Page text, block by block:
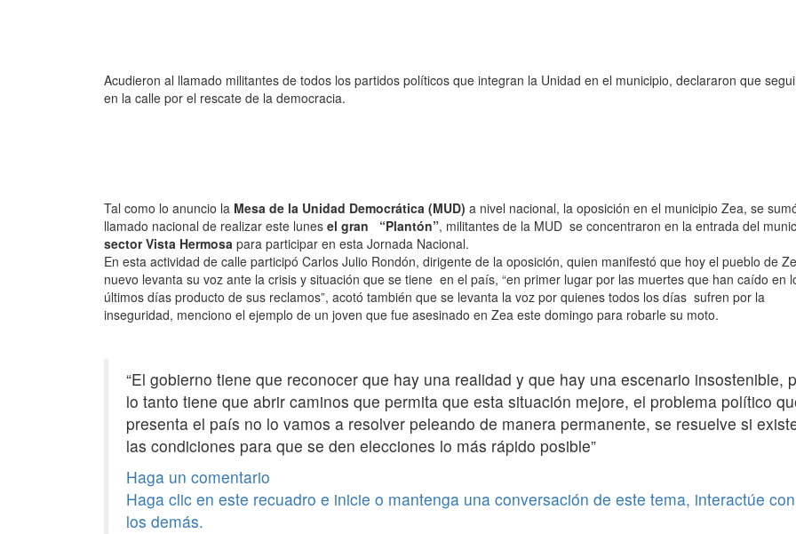
Acudieron al llamado militantes de todos los partidos políticos que integran la Unidad en el municipio, declararon que
en la calle por el rescate de la democracia.
Tal como lo anuncio la Mesa de la Unidad Democrática (MUD) a nivel nacional, la oposición en el municipio Zea, se
llamado nacional de realizar este lunes el gran “Plantón”, militantes de la MUD se concentraron en la entrada del
sector Vista Hermosa para participar en esta Jornada Nacional.
En esta actividad de calle participó Carlos Julio Rondón, dirigente de la oposición, quien manifestó que hoy el pueblo de
nuevo levanta su voz ante la crisis y situación que se tiene en el país, “en primer lugar por las muertes que han caído en
últimos días producto de sus reclamos”, acotó también que se levanta la voz por quienes todos los días sufren por la
inseguridad, menciono el ejemplo de un joven que fue asesinado en Zea este domingo para robarle su moto.
“El gobierno tiene que reconocer que hay una realidad y que hay una escenario insostenible,
lo tanto tiene que abrir caminos que permita que esta situación mejore, el problema político
presenta el país no lo vamos a resolver peleando de manera permanente, se resuelve si
las condiciones para que se den elecciones lo más rápido posible”
Haga un comentario
Haga clic en este recuadro e inicie o mantenga una conversación de este tema, interactúe con
los demás.